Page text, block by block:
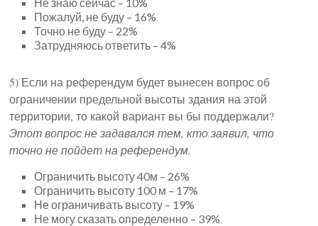
Пожалуй, не буду – 16%
Точно не буду – 22%
Затрудняюсь ответить – 4%
5) Если на референдум будет вынесен вопрос об
ограничении предельной высоты здания на этой
территории, то какой вариант вы бы поддержали?
Этот вопрос не задавался тем, кто заявил, что
точно не пойдет на референдум.
Ограничить высоту 40м – 26%
Ограничить высоту 100 м – 17%
Не ограничивать высоту – 19%
Не могу сказать определенно – 39%